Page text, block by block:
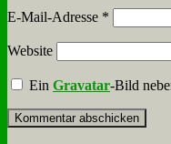
E-Mail-Adresse *
Website
EinGravatar-Bild